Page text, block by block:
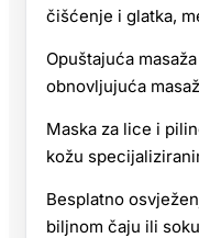
čišćenje i glatka,
Opuštajuća
obnovljujuća
Maska za lice i
kožu
Besplatno
biljnom čaju ili